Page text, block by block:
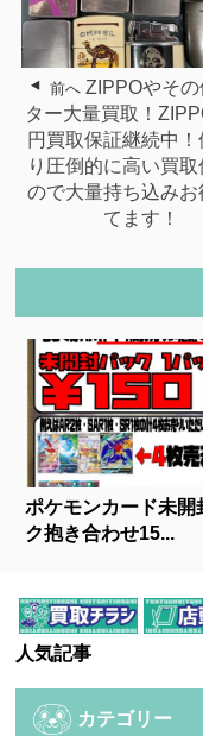
前へ ZIPPOやその
ター大量買取！
円買取保証継続中！
り圧倒的に高い買取
ので大量持ち込みお
てます！
ポケモンカード未開
ク抱き合わせ15...
人気記事
カテゴリー